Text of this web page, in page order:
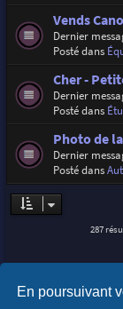
En poursuivant
Vends
Dernier
Posté dans
Cher -
Dernier
Posté dans
Photo de
Dernier
Posté dans
287